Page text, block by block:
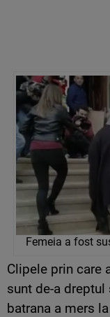
Femeia a fost
Clipele prin care
sunt de-a
batrana a mers